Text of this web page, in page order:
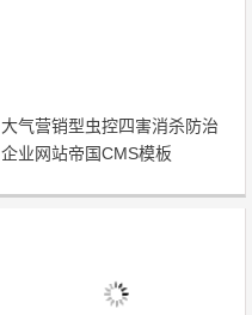
大气营销型虫控四害消杀防治
企业网站帝国CMS模板